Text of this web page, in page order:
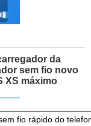
da
sem fio novo
XS máximo
fio rápido do